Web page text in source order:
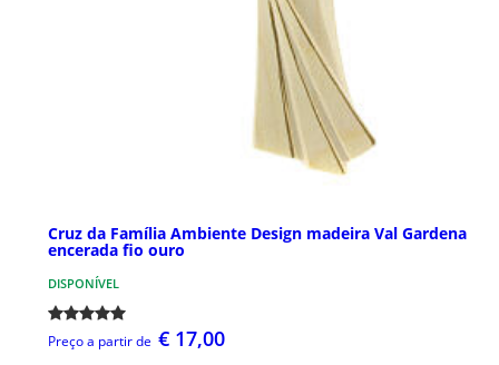
Cruz da Família Ambiente Design madeira Val Gardena
encerada fio ouro
DISPONÍVEL
Preço a partir de € 17,00